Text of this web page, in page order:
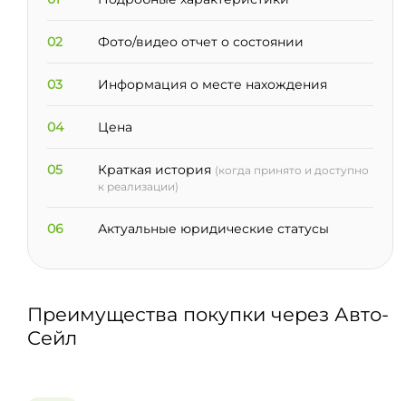
02 Фото/видео отчет о состоянии
03 Информация о месте нахождения
04 Цена
05 Краткая история (когда принято и доступно
к реализации)
06 Актуальные юридические статусы
Преимущества покупки через Авто-
Сейл